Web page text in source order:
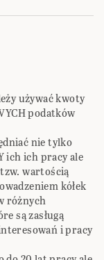
używać kwoty
podatków
nie tylko
ich ich pracy ale
wartością
kółek
różnych
są zasługą
i pracy